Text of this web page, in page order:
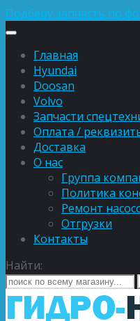
Подберу запчасть по
Главная
Hyundai
Doosan
Volvo
Запчасти
Оплата /
Доставка
О нас
Группа
Политика
Ремонт
Отгрузки
Контакты
Найти: